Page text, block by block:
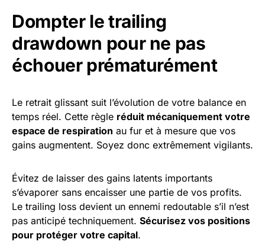
Dompter le trailing
drawdown pour ne pas
échouer prématurément
Le retrait glissant suit l’évolution de votre balance en
temps réel. Cette règle réduit mécaniquement votre
espace de respiration au fur et à mesure que vos
gains augmentent. Soyez donc extrêmement vigilants.
Évitez de laisser des gains latents importants
s’évaporer sans encaisser une partie de vos profits.
Le trailing loss devient un ennemi redoutable s’il n’est
pas anticipé techniquement. Sécurisez vos positions
pour protéger votre capital.